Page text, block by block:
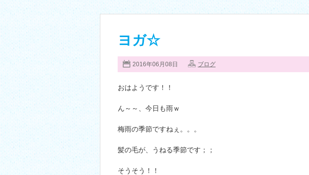
ヨガ☆
2016年06月08日 ブログ
おはようです！！
ん～～、今日も雨ｗ
梅雨の季節ですねぇ。。。
髪の毛が、うねる季節です；；
そうそう！！